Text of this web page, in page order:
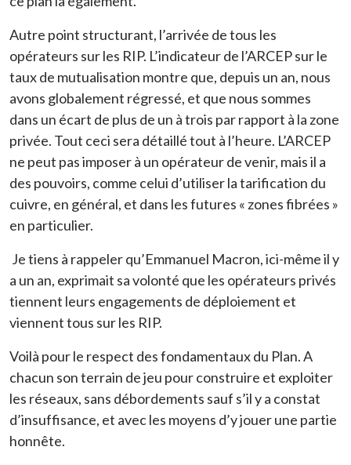
Autre point structurant, l’arrivée de tous les
opérateurs sur les RIP. L’indicateur de l’ARCEP sur le
taux de mutualisation montre que, depuis un an, nous
avons globalement régressé, et que nous sommes
dans un écart de plus de un à trois par rapport à la zone
privée. Tout ceci sera détaillé tout à l’heure. L’ARCEP
ne peut pas imposer à un opérateur de venir, mais il a
des pouvoirs, comme celui d’utiliser la tarification du
cuivre, en général, et dans les futures « zones fibrées »
en particulier.
Je tiens à rappeler qu’Emmanuel Macron, ici-même il y
a un an, exprimait sa volonté que les opérateurs privés
tiennent leurs engagements de déploiement et
viennent tous sur les RIP.
Voilà pour le respect des fondamentaux du Plan. A
chacun son terrain de jeu pour construire et exploiter
les réseaux, sans débordements sauf s’il y a constat
d’insuffisance, et avec les moyens d’y jouer une partie
honnête.